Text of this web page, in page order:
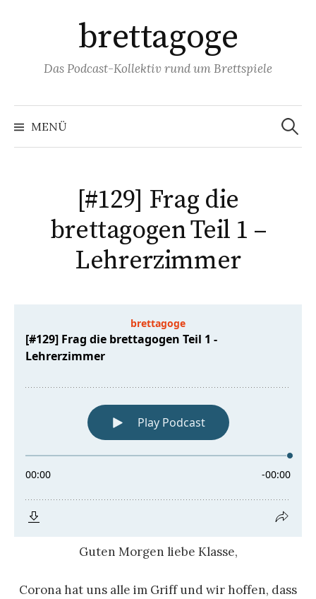
brettagoge
Das Podcast-Kollektiv rund um Brettspiele
MENÜ
Suchen
nach:
[#129] Frag die
brettagogen Teil 1 –
Lehrerzimmer
Guten Morgen liebe Klasse,
Corona hat uns alle im Griff und wir hoffen, dass